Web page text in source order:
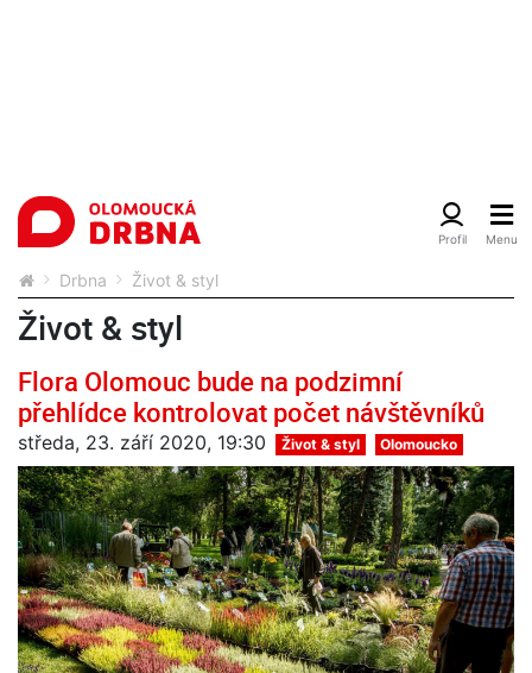
Drbna Život & styl
Život & styl
Flora Olomouc bude na podzimní
přehlídce kontrolovat počet návštěvníků
středa, 23. září 2020, 19:30 Život & styl Olomoucko